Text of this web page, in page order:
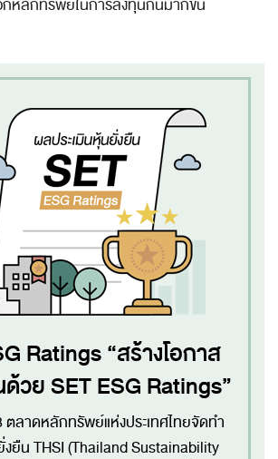
หลักทรัพย์ในการลงทุนกันมากขึ้น
Ratings“สร้างโอกาส
วย SET ESG Ratings”
ตลาดหลักทรัพย์แห่งประเทศไทยจัดทำ
ยืน THSI (Thailand Sustainability